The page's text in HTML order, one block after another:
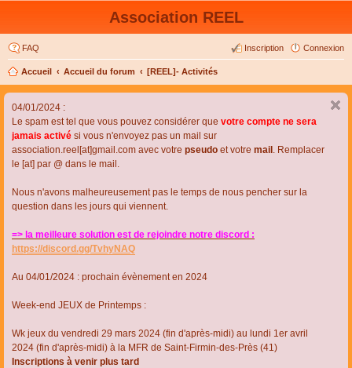
Association REEL
FAQ Connexion
Inscription
Accueil Accueil du forum [REEL]- Activités
04/01/2024 :
Le spam est tel que vous pouvez considérer que votre compte ne sera
jamais activé si vous n'envoyez pas un mail sur
association.reel[at]gmail.com avec votre pseudo et votre mail . Remplacer
le [at] par @ dans le mail.
Nous n'avons malheureusement pas le temps de nous pencher sur la
question dans les jours qui viennent.
=> la meilleure solution est de rejoindre notre discord :
https://discord.gg/TvhyNAQ
Au 04/01/2024 : prochain évènement en 2024
Week-end JEUX de Printemps :
Wk jeux du vendredi 29 mars 2024 (fin d'après-midi) au lundi 1er avril
2024 (fin d'après-midi) à la MFR de Saint-Firmin-des-Près (41)
Inscriptions à venir plus tard